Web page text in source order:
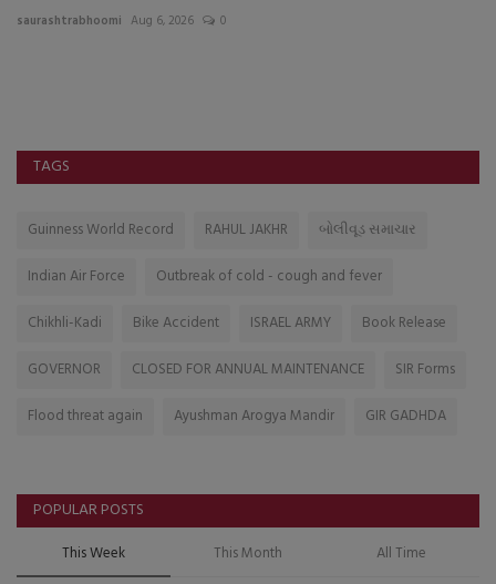
saurashtrabhoomi Aug 6, 2026 0
TAGS
Guinness World Record RAHUL JAKHR
બોલીવૂડ સમાચાર
Indian Air Force
Outbreak of cold - cough and fever
Chikhli-Kadi
Bike Accident ISRAEL ARMY
Book Release
GOVERNOR
CLOSED FOR ANNUAL MAINTENANCE
SIR Forms
Flood threat again
Ayushman Arogya Mandir GIR GADHDA
POPULAR POSTS
This Week This Month All Time